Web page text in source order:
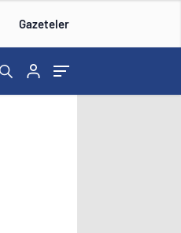
Gazeteler